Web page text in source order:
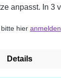
3 verschiedenen
hier anmelden
Details